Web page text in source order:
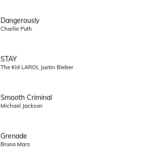
Dangerously
Charlie Puth
STAY
The Kid LAROI, Justin Bieber
Smooth Criminal
Michael Jackson
Grenade
Bruno Mars